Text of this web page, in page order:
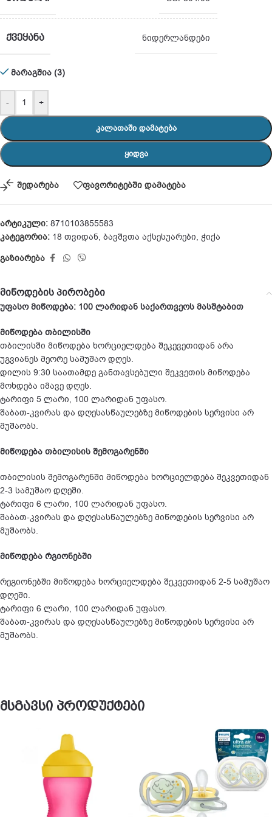
ᲥᲕᲔᲧᲐᲜᲐ ნიდერლანდები
მარაგშია (3)
- +
ᲙᲐᲚᲐᲗᲐᲨᲘ ᲓᲐᲛᲐᲢᲔᲑᲐ
ᲧᲘᲓᲕᲐ
შედარება ფავორიტებში დამატება
არტიკული: 8710103855583
კატეგორია: 18 თვიდან, ბავშვთა აქსესუარები, ჭიქა
გაზიარება
მიწოდების პირობები
უფასო მიწოდება: 100 ლარიდან საქართვეოს მასშტაბით
მიწოდება თბილისში
თბილისში მიწოდება ხორციელდება შეკევეთიდან არა
უგვიანეს მეორე სამუშაო დღეს.
დილის 9:30 საათამდე განთავსებული შეკვეთის მიწოდება
მოხდება იმავე დღეს.
ტარიფი 5 ლარი, 100 ლარიდან უფასო.
შაბათ-კვირას და დღესასწაულებზე მიწოდების სერვისი არ
მუშაობს.
მიწოდება თბილისის შემოგარენში
თბილისის შემოგარენში მიწოდება ხორციელდება შეკვეთიდან
2-3 სამუშაო დღეში.
ტარიფი 6 ლარი, 100 ლარიდან უფასო.
შაბათ-კვირას და დღესასწაულებზე მიწოდების სერვისი არ
მუშაობს.
მიწოდება რგიონებში
რეგიონებში მიწოდება ხორციელდება შეკვეთიდან 2-5 სამუშაო
დღეში.
ტარიფი 6 ლარი, 100 ლარიდან უფასო.
შაბათ-კვირას და დღესასწაულებზე მიწოდების სერვისი არ
მუშაობს.
მსგავსი პროდუქტები